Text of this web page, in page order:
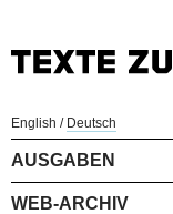
English / Deutsch
AUSGABEN
WEB-ARCHIV